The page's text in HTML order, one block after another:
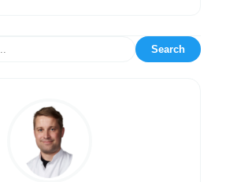
Search